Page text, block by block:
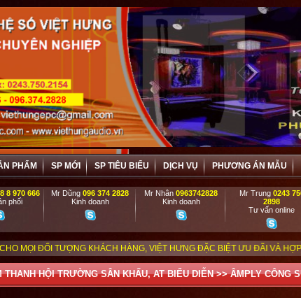
PHẨM SP MỚI SP TIÊU BIỂU DỊCH VỤ PHƯƠNG ÁN MẪU
8 970 666
phối
Mr Dũng096 374 2828
Kinh doanh
Mr Nhân0963742828
Kinh doanh
Mr Trung 0243
2898
Tư vấn online
KHÁCH HÀNG, VIỆT HƯNG ĐẶC BIỆT ƯU ĐÃI VÀ HỢP TÁC HIỆU
THANH HỘI TRƯỜNG SÂN KHẤU, AT BIỂU DIỄN>>ÂMPLY CÔNG